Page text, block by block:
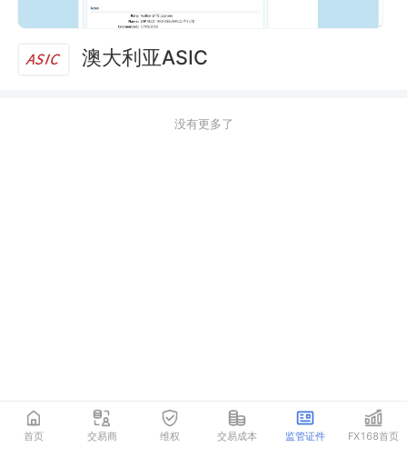
澳大利亚ASIC
没有更多了
首页 交易商 维权 交易成本 监管证件 FX168首页